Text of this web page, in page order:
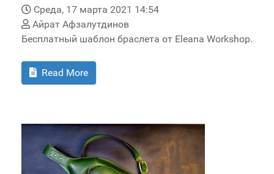
Среда, 17 марта 2021 14:54
Айрат Афзалутдинов
Бесплатный шаблон браслета от Eleana Workshop.
Read More